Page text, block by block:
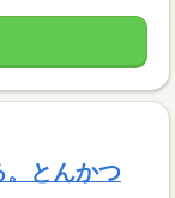
。とんかつ